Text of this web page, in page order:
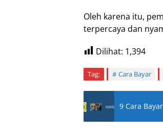
Oleh karena itu,
terpercaya dan
Dilihat: 1,394
Tag: Cara Bayar
9 Cara